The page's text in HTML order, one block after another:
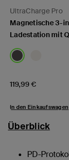
UltraCharge Pro
Magnetische 3-
Ladestation mit
Price:
119,99 €
In den Einkaufswagen
Überblick
PD-